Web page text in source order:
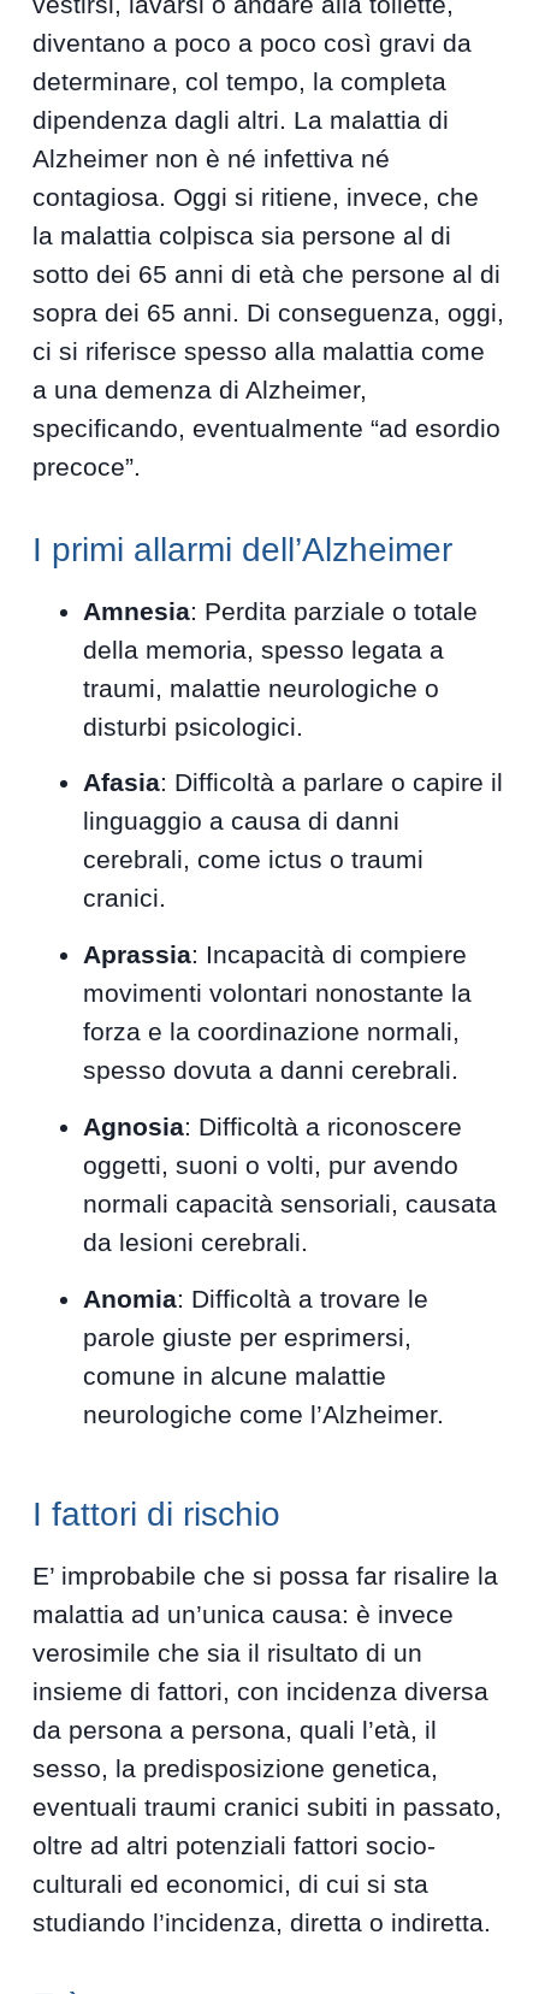
diventano a poco a poco così gravi da
determinare, col tempo, la completa
dipendenza dagli altri. La malattia di
Alzheimer non è né infettiva né
contagiosa. Oggi si ritiene, invece, che
la malattia colpisca sia persone al di
sotto dei 65 anni di età che persone al di
sopra dei 65 anni. Di conseguenza, oggi,
ci si riferisce spesso alla malattia come
a una demenza di Alzheimer,
specificando, eventualmente “ad esordio
precoce”.
I primi allarmi dell’Alzheimer
Amnesia: Perdita parziale o totale
della memoria, spesso legata a
traumi, malattie neurologiche o
disturbi psicologici.
Afasia: Difficoltà a parlare o capire il
linguaggio a causa di danni
cerebrali, come ictus o traumi
cranici.
Aprassia: Incapacità di compiere
movimenti volontari nonostante la
forza e la coordinazione normali,
spesso dovuta a danni cerebrali.
Agnosia: Difficoltà a riconoscere
oggetti, suoni o volti, pur avendo
normali capacità sensoriali, causata
da lesioni cerebrali.
Anomia: Difficoltà a trovare le
parole giuste per esprimersi,
comune in alcune malattie
neurologiche come l’Alzheimer.
I fattori di rischio
E’ improbabile che si possa far risalire la
malattia ad un’unica causa: è invece
verosimile che sia il risultato di un
insieme di fattori, con incidenza diversa
da persona a persona, quali l’età, il
sesso, la predisposizione genetica,
eventuali traumi cranici subiti in passato,
oltre ad altri potenziali fattori socio-
culturali ed economici, di cui si sta
studiando l’incidenza, diretta o indiretta.